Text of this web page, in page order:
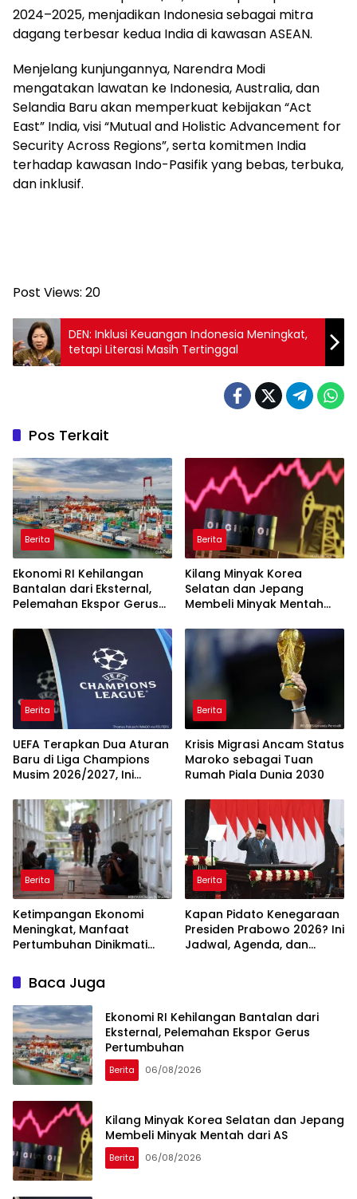
2024–2025, menjadikan Indonesia sebagai mitra
dagang terbesar kedua India di kawasan ASEAN.
Menjelang kunjungannya, Narendra Modi
mengatakan lawatan ke Indonesia, Australia, dan
Selandia Baru akan memperkuat kebijakan “Act
East” India, visi “Mutual and Holistic Advancement for
Security Across Regions”, serta komitmen India
terhadap kawasan Indo-Pasifik yang bebas, terbuka,
dan inklusif.
Post Views: 20
DEN: Inklusi Keuangan Indonesia Meningkat,
tetapi Literasi Masih Tertinggal
Pos Terkait
Berita
Ekonomi RI Kehilangan
Bantalan dari Eksternal,
Pelemahan Ekspor Gerus
Berita
Kilang Minyak Korea
Selatan dan Jepang
Membeli Minyak Mentah
Berita
UEFA Terapkan Dua Aturan
Baru di Liga Champions
Musim 2026/2027, Ini
Berita
Krisis Migrasi Ancam Status
Maroko sebagai Tuan
Rumah Piala Dunia 2030
Berita
Ketimpangan Ekonomi
Meningkat, Manfaat
Pertumbuhan Dinikmati
Berita
Kapan Pidato Kenegaraan
Presiden Prabowo 2026? Ini
Jadwal, Agenda, dan
Baca Juga
Ekonomi RI Kehilangan Bantalan dari
Eksternal, Pelemahan Ekspor Gerus
Pertumbuhan
Berita 06/08/2026
Kilang Minyak Korea Selatan dan Jepang
Membeli Minyak Mentah dari AS
Berita 06/08/2026